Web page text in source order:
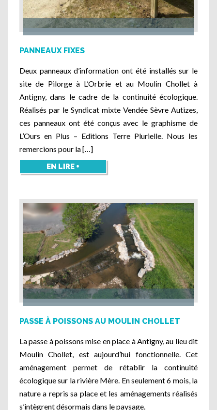
PANNEAUX FIXES
Deux panneaux d’information ont été installés sur le
site de Pilorge à L’Orbrie et au Moulin Chollet à
Antigny, dans le cadre de la continuité écologique.
Réalisés par le Syndicat mixte Vendée Sèvre Autizes,
ces panneaux ont été conçus avec le graphisme de
L’Ours en Plus – Editions Terre Plurielle. Nous les
remercions pour la […]
EN LIRE +
PASSE À POISSONS AU MOULIN CHOLLET
La passe à poissons mise en place à Antigny, au lieu dit
Moulin Chollet, est aujourd’hui fonctionnelle. Cet
aménagement permet de rétablir la continuité
écologique sur la rivière Mère. En seulement 6 mois, la
nature a repris sa place et les aménagements réalisés
s’intègrent désormais dans le paysage.